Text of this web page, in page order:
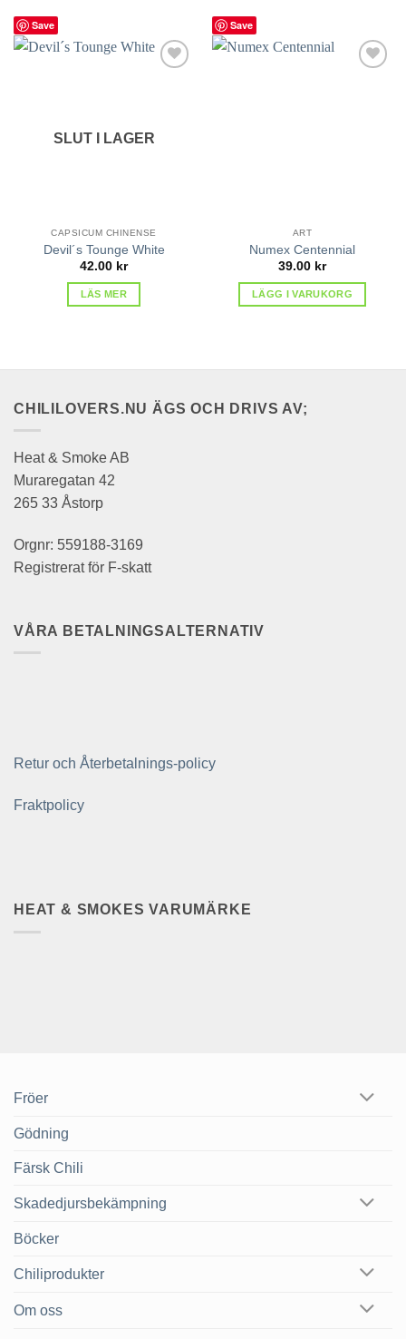
Save
SLUT I LAGER
CAPSICUM CHINENSE
Devil´s Tounge White
42.00 kr
LÄS MER
Save
ART
Numex Centennial
39.00 kr
LÄGG I VARUKORG
CHILILOVERS.NU ÄGS OCH DRIVS AV;
Heat & Smoke AB
Muraregatan 42
265 33 Åstorp
Orgnr: 559188-3169
Registrerat för F-skatt
VÅRA BETALNINGSALTERNATIV
Retur och Återbetalnings-policy
Fraktpolicy
HEAT & SMOKES VARUMÄRKE
Fröer
Gödning
Färsk Chili
Skadedjursbekämpning
Böcker
Chiliprodukter
Om oss